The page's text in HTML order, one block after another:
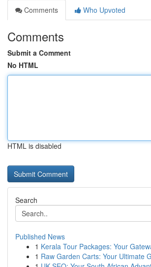
Comments
Who Upvoted
Comments
Submit a Comment
No HTML
HTML is disabled
Search
Published News
1 Kerala Tour Packages: Your
1 Raw Garden Carts: Your Ultimate